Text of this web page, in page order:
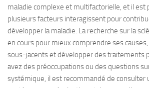
maladie complexe et multifactorielle, et il est
plusieurs facteurs interagissent pour
développer la maladie. La recherche sur la
en cours pour mieux comprendre ses
sous-jacents et développer des traitements
avez des préoccupations ou des questions
systémique, il est recommandé de consulter